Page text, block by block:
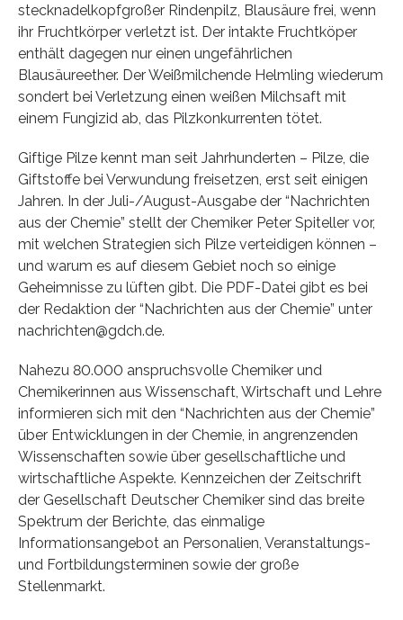
stecknadelkopfgroßer Rindenpilz, Blausäure frei, wenn
ihr Fruchtkörper verletzt ist. Der intakte Fruchtköper
enthält dagegen nur einen ungefährlichen
Blausäureether. Der Weißmilchende Helmling wiederum
sondert bei Verletzung einen weißen Milchsaft mit
einem Fungizid ab, das Pilzkonkurrenten tötet.
Giftige Pilze kennt man seit Jahrhunderten – Pilze, die
Giftstoffe bei Verwundung freisetzen, erst seit einigen
Jahren. In der Juli-/August-Ausgabe der “Nachrichten
aus der Chemie” stellt der Chemiker Peter Spiteller vor,
mit welchen Strategien sich Pilze verteidigen können –
und warum es auf diesem Gebiet noch so einige
Geheimnisse zu lüften gibt. Die PDF-Datei gibt es bei
der Redaktion der “Nachrichten aus der Chemie” unter
nachrichten@gdch.de.
Nahezu 80.000 anspruchsvolle Chemiker und
Chemikerinnen aus Wissenschaft, Wirtschaft und Lehre
informieren sich mit den “Nachrichten aus der Chemie”
über Entwicklungen in der Chemie, in angrenzenden
Wissenschaften sowie über gesellschaftliche und
wirtschaftliche Aspekte. Kennzeichen der Zeitschrift
der Gesellschaft Deutscher Chemiker sind das breite
Spektrum der Berichte, das einmalige
Informationsangebot an Personalien, Veranstaltungs-
und Fortbildungsterminen sowie der große
Stellenmarkt.